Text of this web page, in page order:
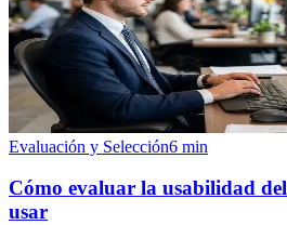
Evaluación y Selección6 min
Cómo evaluar la usabilidad
usar